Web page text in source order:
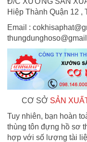
Hiệp Thành Quận 12 ,
Email :
CƠ SỞ SẢN
Tuy nhiên, bạn hoàn
thùng tôn đựng hồ sơ
hợp với số lượng tài